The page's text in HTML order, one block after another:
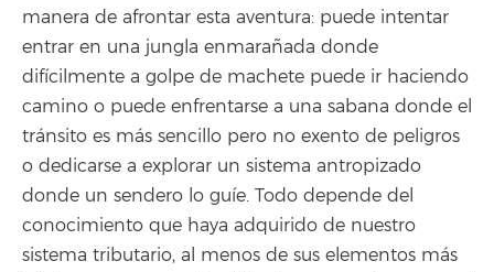
manera de afrontar esta aventura: puede intentar
entrar en una jungla enmarañada donde
difícilmente a golpe de machete puede ir haciendo
camino o puede enfrentarse a una sabana donde el
tránsito es más sencillo pero no exento de peligros
o dedicarse a explorar un sistema antropizado
donde un sendero lo guíe. Todo depende del
conocimiento que haya adquirido de nuestro
sistema tributario, al menos de sus elementos más